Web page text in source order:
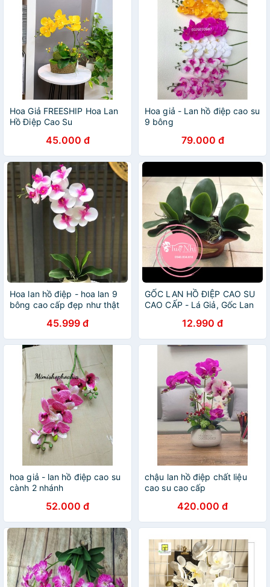
Hoa Giả FREESHIP Hoa Lan
Hồ Điệp Cao Su
45.000 đ
Hoa giả - Lan hồ điệp cao su
9 bông
79.000 đ
Hoa lan hồ điệp - hoa lan 9
bông cao cấp đẹp như thật
45.999 đ
GỐC LAN HỒ ĐIỆP CAO SU
CAO CẤP - Lá Giả, Gốc Lan
12.990 đ
hoa giả - lan hồ điệp cao su
cành 2 nhánh
52.000 đ
chậu lan hồ điệp chất liệu
cao su cao cấp
420.000 đ